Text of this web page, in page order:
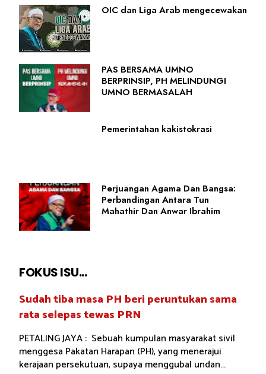
OIC dan Liga Arab mengecewakan
PAS BERSAMA UMNO
BERPRINSIP, PH MELINDUNGI
UMNO BERMASALAH
Pemerintahan kakistokrasi
Perjuangan Agama Dan Bangsa:
Perbandingan Antara Tun
Mahathir Dan Anwar Ibrahim
FOKUS ISU...
Sudah tiba masa PH beri peruntukan sama
rata selepas tewas PRN
PETALING JAYA : Sebuah kumpulan masyarakat sivil
menggesa Pakatan Harapan (PH), yang menerajui
kerajaan persekutuan, supaya menggubal undan...